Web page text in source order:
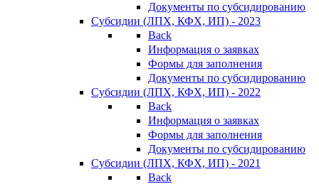
Документы по субсидированию
Субсидии (ЛПХ, КФХ, ИП) - 2023
Back
Информация о заявках
Формы для заполнения
Документы по субсидированию
Субсидии (ЛПХ, КФХ, ИП) - 2022
Back
Информация о заявках
Формы для заполнения
Документы по субсидированию
Субсидии (ЛПХ, КФХ, ИП) - 2021
Back